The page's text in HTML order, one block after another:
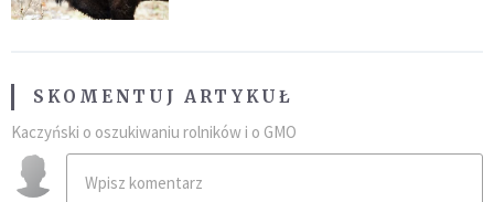
SKOMENTUJ ARTYKUŁ
Kaczyński o oszukiwaniu rolników i o GMO